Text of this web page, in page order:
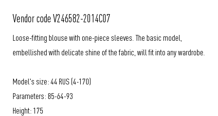
Vendor code V246582-2014C07
Loose-fitting blouse with one-piece sleeves. The basic model,
embellished with delicate shine of the fabric, will fit into any wardrobe.
Model's size: 44 RUS (4-170)
Parameters: 85-64-93
Height: 175